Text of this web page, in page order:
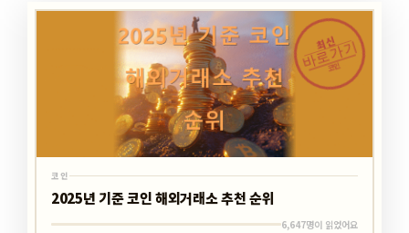
최신
바로가기
코인
코인
2025년 기준 코인 해외거래소 추천 순위
6,647명이 읽었어요